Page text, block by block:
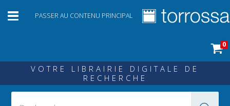
PASSER AU CONTENU PRINCIPAL
0
VOTRE LIBRAIRIE DIGITALE DE
RECHERCHE